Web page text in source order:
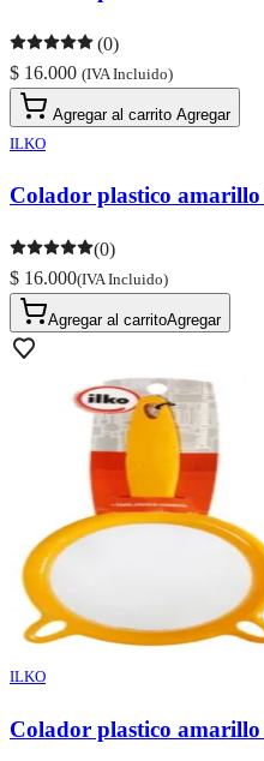
(0)
$ 16.000 (IVA Incluido)
Agregar al carrito Agregar
ILKO
Colador plastico amarillo
(0)
$ 16.000(IVA Incluido)
Agregar al carritoAgregar
ILKO
Colador plastico amarillo